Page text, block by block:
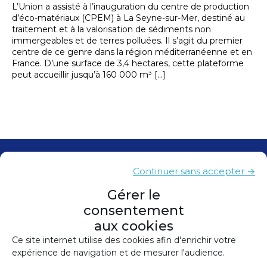
Gérer le
consentement
aux cookies
Ce site internet utilise des cookies afin d'enrichir votre
expérience de navigation et de mesurer l'audience.
Continuer sans accepter →
L’Union a assisté à l’inauguration du centre de production
d’éco-matériaux (CPEM) à La Seyne-sur-Mer, destiné au
traitement et à la valorisation de sédiments non
immergeables et de terres polluées. Il s’agit du premier
centre de ce genre dans la région méditerranéenne et en
France. D’une surface de 3,4 hectares, cette plateforme
peut accueillir jusqu’à 160 000 m³ […]
Mentions légales